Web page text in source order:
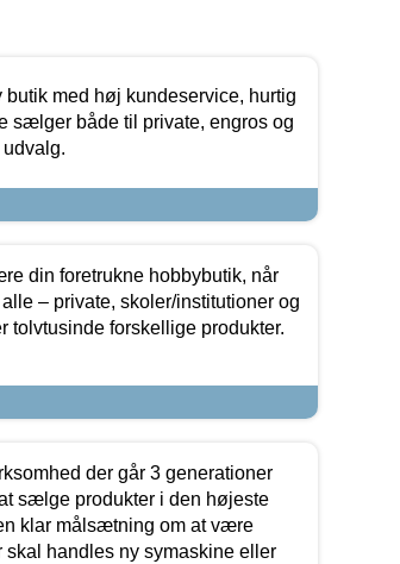
med høj kundeservice, hurtig
sælger både til private, engros og
din foretrukne hobbybutik, når
– private, skoler/institutioner og
tolvtusinde forskellige produkter.
der går 3 generationer
sælge produkter i den højeste
klar målsætning om at være
handles ny symaskine eller